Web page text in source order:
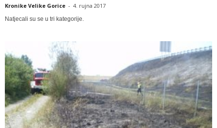
Kronike Velike Gorice - 4. rujna 2017
Natjecali su se u tri kategorije.